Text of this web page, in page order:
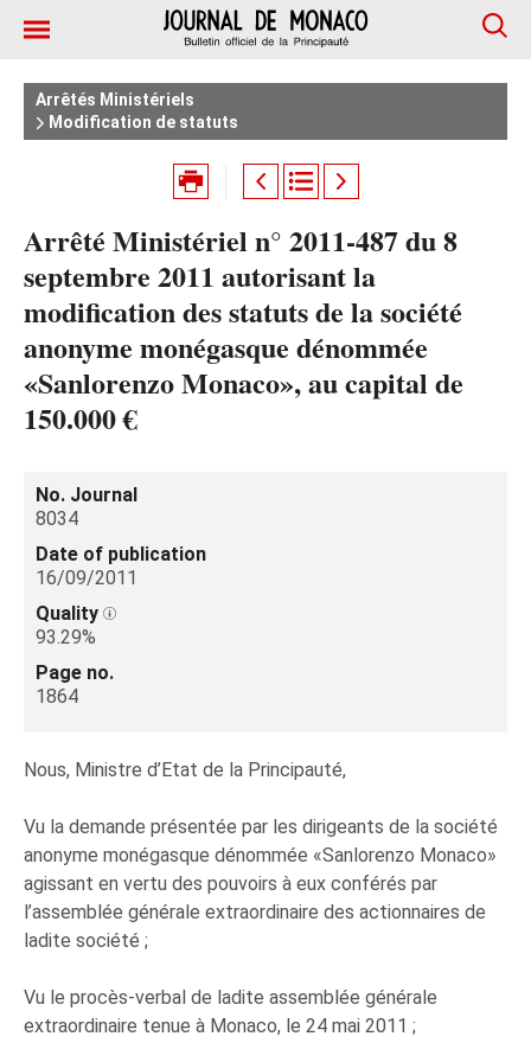
Arrêtés Ministériels
Modification de statuts
Arrêté Ministériel n° 2011-487 du 8
septembre 2011 autorisant la
modification des statuts de la société
anonyme monégasque dénommée
«Sanlorenzo Monaco», au capital de
150.000 €
No. Journal
8034
Date of publication
16/09/2011
Quality
93.29%
Page no.
1864
Nous, Ministre d’Etat de la Principauté,
Vu la demande présentée par les dirigeants de la société
anonyme monégasque dénommée «Sanlorenzo Monaco»
agissant en vertu des pouvoirs à eux conférés par
l’assemblée générale extraordinaire des actionnaires de
ladite société ;
Vu le procès-verbal de ladite assemblée générale
extraordinaire tenue à Monaco, le 24 mai 2011 ;